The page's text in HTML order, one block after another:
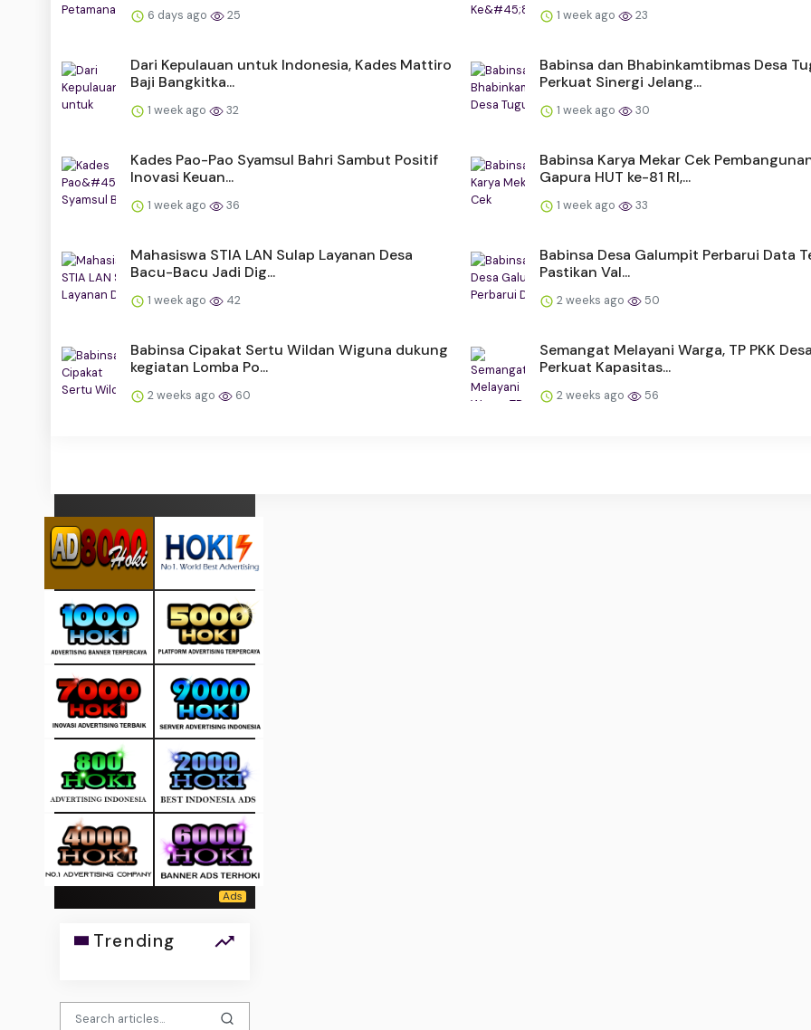
6 days ago 25 1 week ago 23
Dari Kepulauan untuk Indonesia, Kades Mattiro
Baji Bangkitka...
1 week ago 32
Babinsa dan Bhabinkamtibmas Desa
Perkuat Sinergi Jelang...
1 week ago 30
Kades Pao-Pao Syamsul Bahri Sambut Positif
Inovasi Keuan...
1 week ago 36
Babinsa Karya Mekar Cek
Gapura HUT ke-81 RI,...
1 week ago 33
Mahasiswa STIA LAN Sulap Layanan Desa
Bacu-Bacu Jadi Dig...
1 week ago 42
Babinsa Desa Galumpit Perbarui Data
Pastikan Val...
2 weeks ago 50
Babinsa Cipakat Sertu Wildan Wiguna dukung
kegiatan Lomba Po...
2 weeks ago 60
Semangat Melayani Warga, TP PKK
Perkuat Kapasitas...
2 weeks ago 56
Trending